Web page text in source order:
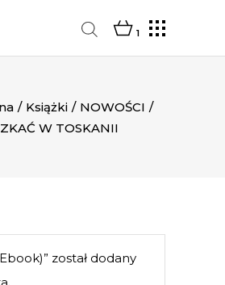
1
/ Książki / NOWOŚCI /
W TOSKANII
został dodany